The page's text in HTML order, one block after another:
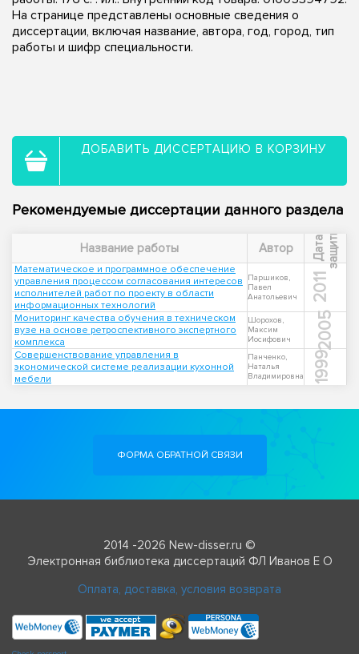
На странице представлены основные сведения о
диссертации, включая название, автора, год, город, тип
работы и шифр специальности.
ДОБАВИТЬ ДИССЕРТАЦИЮ В КОРЗИНУ
Рекомендуемые диссертации данного раздела
Название работы Автор Д
а
т
а
з
а
щ
и
т ы
Математическое и программное обеспечение
управления процессом согласования интересов
исполнителей работ по проекту в области
информационных технологий
Паршиков,
Павел
Анатольевич
2011
Мониторинг качества обучения в техническом
вузе на основе ретроспективного экспертного
комплекса
Шорохов,
Максим
Иосифович
2005
Совершенствование управления в
экономической системе реализации кухонной
мебели
Панченко,
Наталья
Владимировна
1999
ФОРМА ОБРАТНОЙ СВЯЗИ
2014 -2026 New-disser.ru ©
Электронная библиотека диссертаций ФЛ Иванов Е О
Оплата, доставка, условия возврата